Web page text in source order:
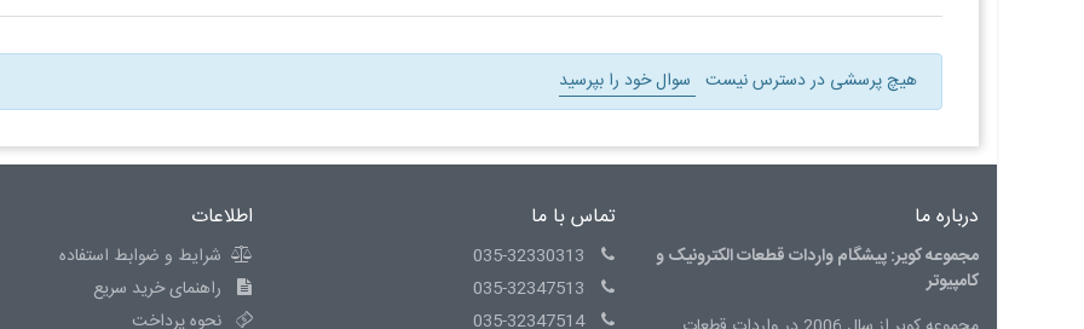
هیچ پرسشی در دسترس نیست سوال خود را بپرسید
درباره ما
مجموعه کویر: پیشگام واردات قطعات الکترونیک و
کامپیوتر
تماس با ما
035-32330313
035-32347513
035-32347514
اطلاعات
شرایط و ضوابط استفاده
راهنمای خرید سریع
نحوه پرداخت